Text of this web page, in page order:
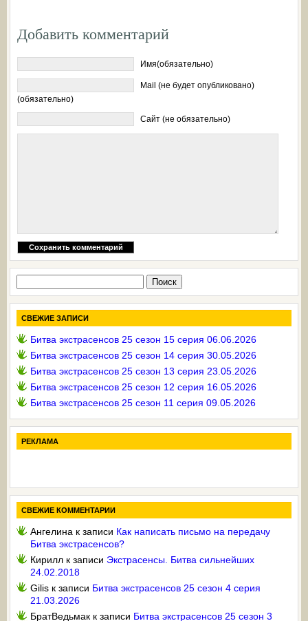
Добавить комментарий
Имя(обязательно)
Mail (не будет опубликовано)
(обязательно)
Сайт (не обязательно)
СВЕЖИЕ ЗАПИСИ
Битва экстрасенсов 25 сезон 15 серия 06.06.2026
Битва экстрасенсов 25 сезон 14 серия 30.05.2026
Битва экстрасенсов 25 сезон 13 серия 23.05.2026
Битва экстрасенсов 25 сезон 12 серия 16.05.2026
Битва экстрасенсов 25 сезон 11 серия 09.05.2026
РЕКЛАМА
СВЕЖИЕ КОММЕНТАРИИ
Ангелина к записи Как написать письмо на передачу
Битва экстрасенсов?
Кирилл к записи Экстрасенсы. Битва сильнейших
24.02.2018
Gilis к записи Битва экстрасенсов 25 сезон 4 серия
21.03.2026
БратВедьмак к записи Битва экстрасенсов 25 сезон 3